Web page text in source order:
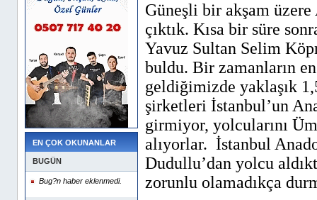
EN ÇOK OKUNANLAR
BUGÜN
Bug?n haber eklenmedi.
Güneşli bir akşam
çıktık. Kısa bir süre
Yavuz Sultan Selim
buldu. Bir zamanların
geldiğimizde yaklaşık
şirketleri İstanbul’un
girmiyor, yolcularını
alıyorlar. İstanbul
Dudullu’dan yolcu
zorunlu olamadıkça